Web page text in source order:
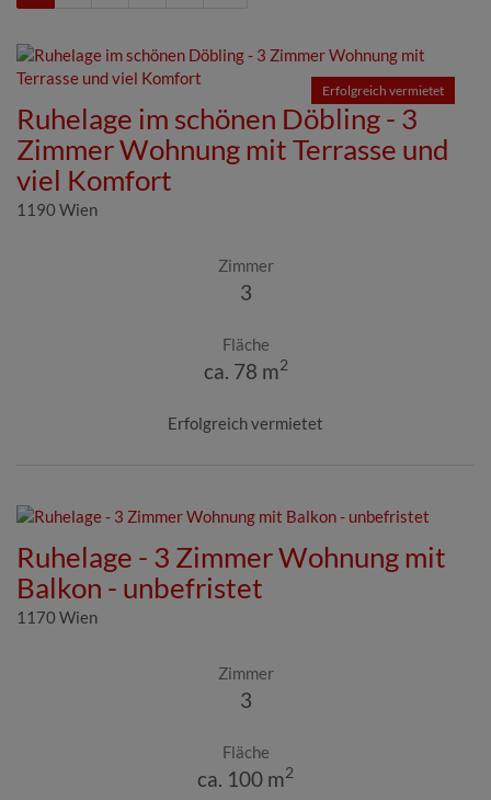
Erfolgreich vermietet
Ruhelage im schönen Döbling - 3
Zimmer Wohnung mit Terrasse und
viel Komfort
1190 Wien
Zimmer
3
Fläche
ca. 78 m2
Erfolgreich vermietet
Ruhelage - 3 Zimmer Wohnung mit
Balkon - unbefristet
1170 Wien
Zimmer
3
Fläche
ca. 100 m2